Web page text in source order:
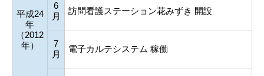
平成24
年
（2012
年）
6
月
訪問看護ステーション花みずき 開設
7
月
電子カルテシステム 稼働